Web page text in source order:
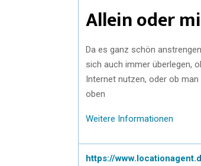
Allein oder
Da es ganz schön
sich auch immer überlegen,
Internet nutzen, oder ob
oben
Weitere Informationen
https://